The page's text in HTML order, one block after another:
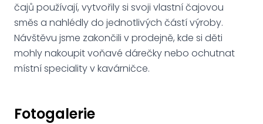
čajů používají, vytvořily si svoji vlastní čajovou
směs a nahlédly do jednotlivých částí výroby.
Návštěvu jsme zakončili v prodejně, kde si děti
mohly nakoupit voňavé dárečky nebo ochutnat
místní speciality v kavárničce.
Fotogalerie